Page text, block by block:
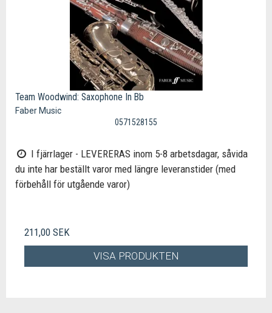
Team Woodwind: Saxophone In Bb
Faber Music
0571528155
I fjärrlager - LEVERERAS inom 5-8 arbetsdagar, såvida
du inte har beställt varor med längre leveranstider (med
förbehåll för utgående varor)
211,00 SEK
VISA PRODUKTEN